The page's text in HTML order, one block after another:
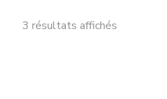
3 résultats affichés